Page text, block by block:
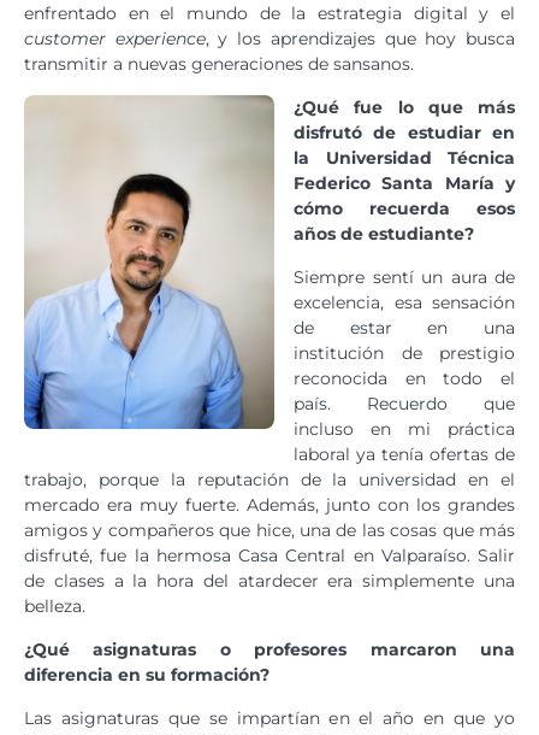
enfrentado en el mundo de la estrategia digital y el
customer experience, y los aprendizajes que hoy busca
transmitir a nuevas generaciones de sansanos.
¿Qué fue lo que más
disfrutó de estudiar en
la Universidad Técnica
Federico Santa María y
cómo recuerda esos
años de estudiante?
Siempre sentí un aura de
excelencia, esa sensación
de estar en una
institución de prestigio
reconocida en todo el
país. Recuerdo que
incluso en mi práctica
laboral ya tenía ofertas de
trabajo, porque la reputación de la universidad en el
mercado era muy fuerte. Además, junto con los grandes
amigos y compañeros que hice, una de las cosas que más
disfruté, fue la hermosa Casa Central en Valparaíso. Salir
de clases a la hora del atardecer era simplemente una
belleza.
¿Qué asignaturas o profesores marcaron una
diferencia en su formación?
Las asignaturas que se impartían en el año en que yo